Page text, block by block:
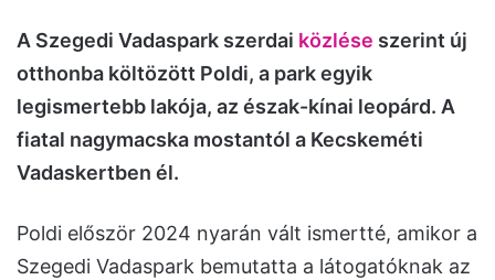
A Szegedi Vadaspark szerdai közlése szerint új
otthonba költözött Poldi, a park egyik
legismertebb lakója, az észak-kínai leopárd. A
fiatal nagymacska mostantól a Kecskeméti
Vadaskertben él.
Poldi először 2024 nyarán vált ismertté, amikor a
Szegedi Vadaspark bemutatta a látogatóknak az